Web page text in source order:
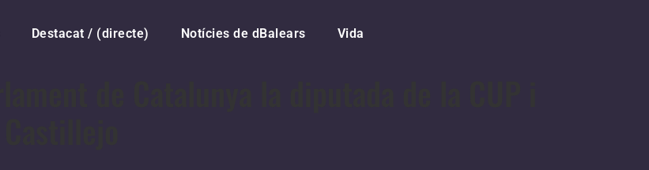
Destacat / (directe) Notícies de dBalears Vida